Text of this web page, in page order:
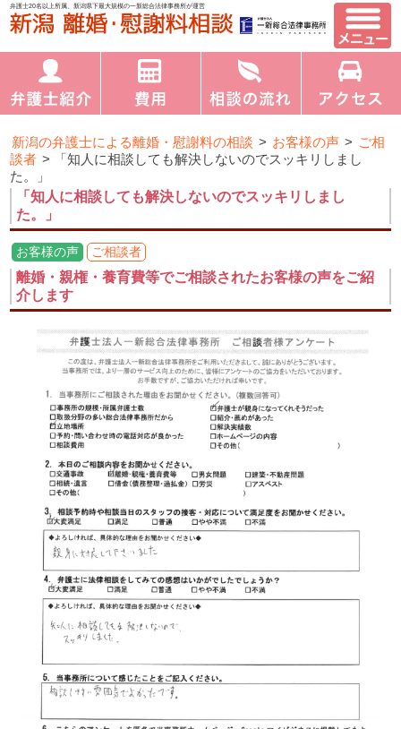
弁護士20名以上所属、新潟県下最大規模の一新総合法律事務所が運営
新潟の弁護士による離婚・慰謝料の相談 > お客様の声 > ご相
談者 >
「知人に相談しても解決しないのでスッキリしまし
た。」
「知人に相談しても解決しないのでスッキリしまし
た。」
お客様の声 ご相談者
離婚・親権・養育費等でご相談されたお客様の声をご紹
介します